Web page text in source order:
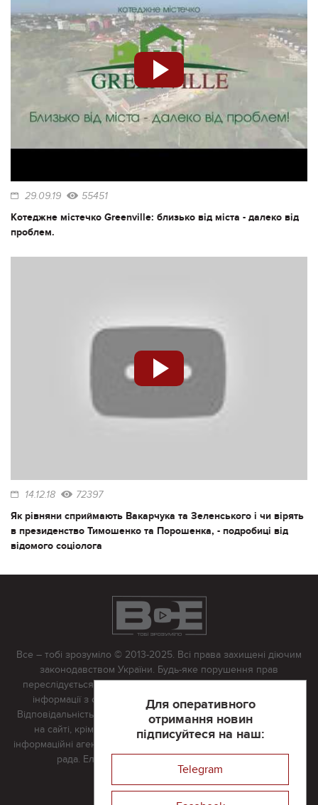
29.09.19 55451
Котеджне містечко Greenville: близько від міста - далеко від
проблем.
14.12.18 72397
Як рівняни сприймають Вакарчука та Зеленського і чи вірять
в президенство Тимошенко та Порошенка, - подробиці від
відомого соціолога
Для оперативного
отримання новин
підписуйтеся на наш:
Telegram
Все – тобі зрозуміло © 2013-2025. Всі права захищені діючим
законодавством України. Будь-яке порушення прав
переслідується в судовому порядку. Будь-яке відтворення
інформації з сайту тільки з письмово дозволу редакції.
Відповідальність за достовірність усіх матеріалів, розміщених
на сайті, крім матеріалів, які містять посилання на інші
інформаційні агентства або інтернет-видання, несе редакційна
рада. Електронна пошта:
Реклама на сайті